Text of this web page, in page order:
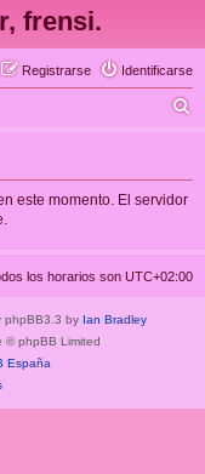
frensi.
Identificarse
Registrarse
este momento. El servidor
los horarios son UTC+02:00
phpBB3.3 by Ian Bradley
© phpBB Limited
España